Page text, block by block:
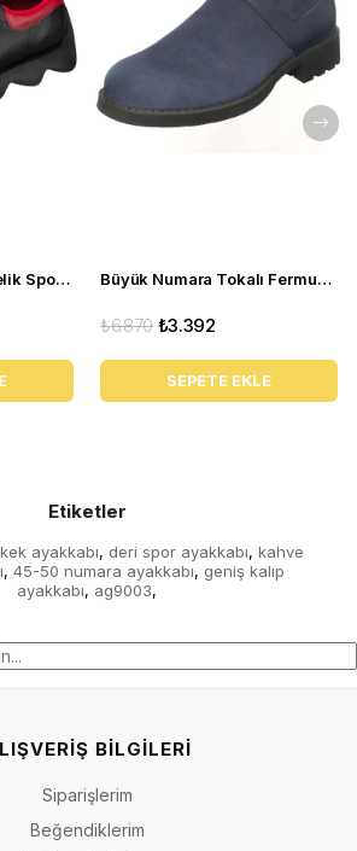
Büyük Numara Gündelik Spor Ayakkabı - STQUEEN Siyah Kırmızı Büyük Numara Tokalı Fermuarlı Bot CS623 Lacivert
₺3.392
₺6.870
SEPETE EKLE
Etiketler
ayakkabı, deri spor ayakkabı, kahve
, 45-50 numara ayakkabı, geniş kalıp
ayakkabı, ag9003,
BİLGİLERİ
Siparişlerim
Beğendiklerim